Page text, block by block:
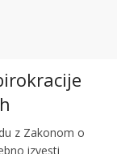
z Zakonom o
izvesti